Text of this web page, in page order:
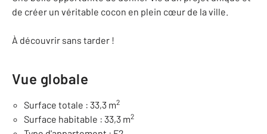
de créer un véritable cocon en plein cœur de la ville.
À découvrir sans tarder !
Vue globale
Surface totale : 33,3 m2
Surface habitable : 33,3 m2